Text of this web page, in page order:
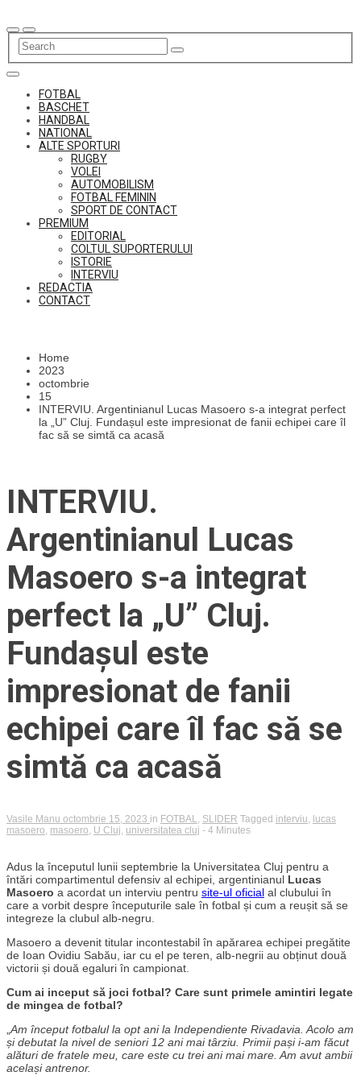
to
content
FOTBAL
BASCHET
HANDBAL
NATIONAL
ALTE SPORTURI
RUGBY
VOLEI
AUTOMOBILISM
FOTBAL FEMININ
SPORT DE CONTACT
PREMIUM
EDITORIAL
COLTUL SUPORTERULUI
ISTORIE
INTERVIU
REDACTIA
CONTACT
Home
2023
octombrie
15
INTERVIU. Argentinianul Lucas Masoero s-a integrat perfect
la „U” Cluj. Fundașul este impresionat de fanii echipei care îl
fac să se simtă ca acasă
INTERVIU.
Argentinianul Lucas
Masoero s-a integrat
perfect la „U” Cluj.
Fundașul este
impresionat de fanii
echipei care îl fac să se
simtă ca acasă
Vasile Manu octombrie 15, 2023 in FOTBAL SLIDER Tagged interviu lucas
masoero masoero U Cluj universitatea cluj - 4 Minutes
Adus la începutul lunii septembrie la Universitatea Cluj pentru a
întări compartimentul defensiv al echipei, argentinianul Lucas
Masoero a acordat un interviu pentru site-ul oficial al clubului în
care a vorbit despre începuturile sale în fotbal și cum a reușit să se
integreze la clubul alb-negru.
Masoero a devenit titular incontestabil în apărarea echipei pregătite
de Ioan Ovidiu Sabău, iar cu el pe teren, alb-negrii au obținut două
victorii și două egaluri în campionat.
Cum ai inceput să joci fotbal? Care sunt primele amintiri legate
de mingea de fotbal?
Am început fotbalul la opt ani la Independiente Rivadavia. Acolo am
și debutat la nivel de seniori 12 ani mai târziu. Primii pași i-am făcut
alături de fratele meu, care este cu trei ani mai mare. Am avut ambii
același antrenor.